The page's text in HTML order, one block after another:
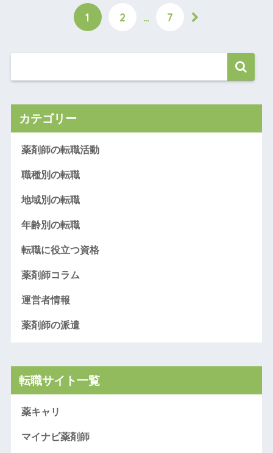
1 2 … 7
カテゴリー
薬剤師の転職活動
職種別の転職
地域別の転職
年齢別の転職
転職に役立つ資格
薬剤師コラム
運営者情報
薬剤師の派遣
転職サイト一覧
薬キャリ
マイナビ薬剤師